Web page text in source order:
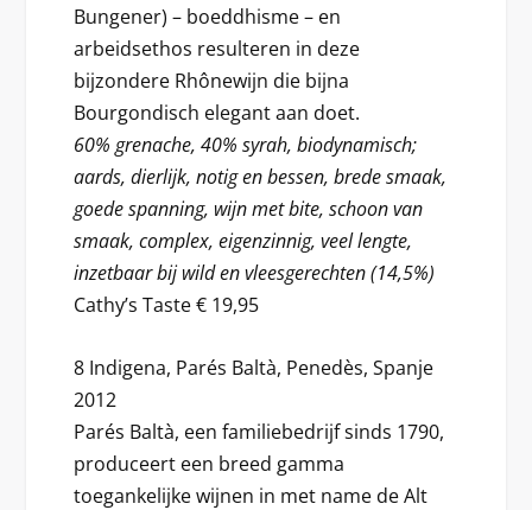
Bungener) – boeddhisme – en
arbeidsethos resulteren in deze
bijzondere Rhônewijn die bijna
Bourgondisch elegant aan doet.
60% grenache, 40% syrah, biodynamisch;
aards, dierlijk, notig en bessen, brede smaak,
goede spanning, wijn met bite, schoon van
smaak, complex, eigenzinnig, veel lengte,
inzetbaar bij wild en vleesgerechten (14,5%)
Cathy’s Taste € 19,95
8 Indigena, Parés Baltà, Penedès, Spanje
2012
Parés Baltà, een familiebedrijf sinds 1790,
produceert een breed gamma
toegankelijke wijnen in met name de Alt